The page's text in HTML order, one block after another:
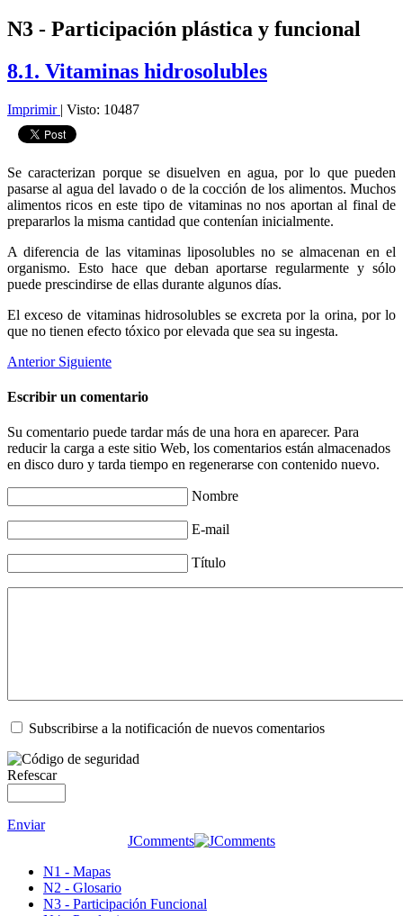
N3 - Participación plástica y funcional
8.1. Vitaminas hidrosolubles
Imprimir | Visto: 10487
Se caracterizan porque se disuelven en agua, por lo que pueden
pasarse al agua del lavado o de la cocción de los alimentos. Muchos
alimentos ricos en este tipo de vitaminas no nos aportan al final de
prepararlos la misma cantidad que contenían inicialmente.
A diferencia de las vitaminas liposolubles no se almacenan en el
organismo. Esto hace que deban aportarse regularmente y sólo
puede prescindirse de ellas durante algunos días.
El exceso de vitaminas hidrosolubles se excreta por la orina, por lo
que no tienen efecto tóxico por elevada que sea su ingesta.
Anterior Siguiente
Escribir un comentario
Su comentario puede tardar más de una hora en aparecer. Para
reducir la carga a este sitio Web, los comentarios están almacenados
en disco duro y tarda tiempo en regenerarse con contenido nuevo.
Nombre
E-mail
Título
Subscribirse a la notificación de nuevos comentarios
Refescar
Enviar
JComments
N1 - Mapas
N2 - Glosario
N3 - Participación Funcional